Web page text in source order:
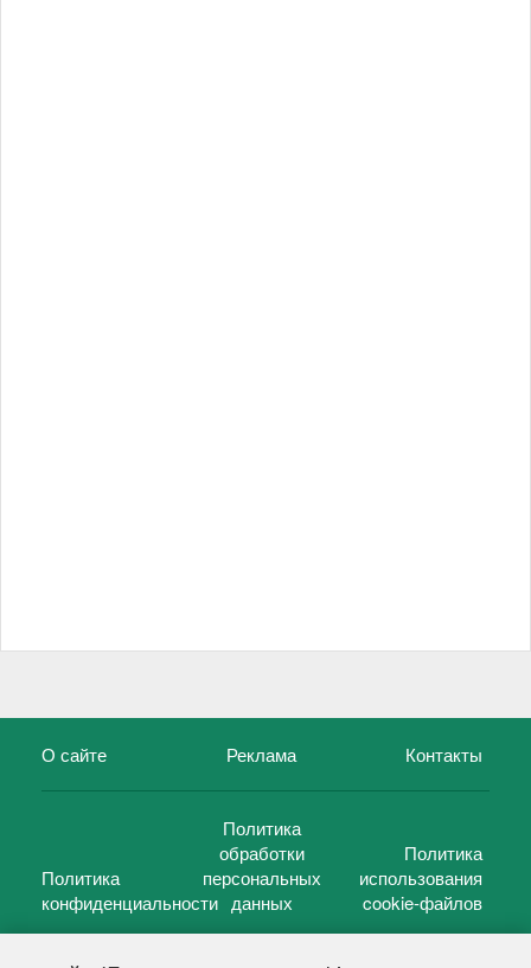
О сайте Реклама Контакты
Политика
конфиденциальности
Политика
обработки
персональных
данных
Политика
использования
cookie-файлов